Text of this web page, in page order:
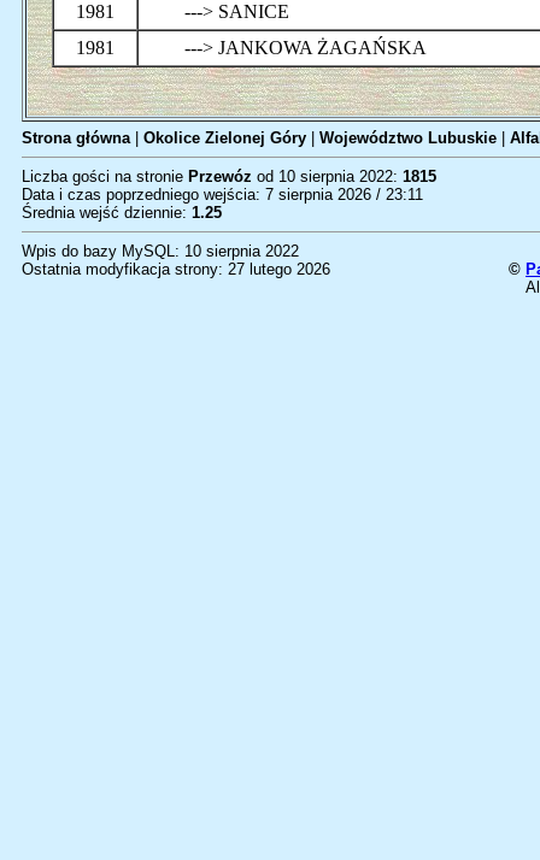
1981
---> SANICE
1981
---> JANKOWA ŻAGAŃSKA
Strona główna| Okolice Zielonej Góry Województwo Lubuskie
Liczba gości na stronie Przewóz od 10 sierpnia 2022: 1815
Data i czas poprzedniego wejścia: 7 sierpnia 2026 / 23:11
Średnia wejść dziennie: 1.25
Wpis do bazy MySQL: 10 sierpnia 2022
Ostatnia modyfikacja strony: 27 lutego 2026
©